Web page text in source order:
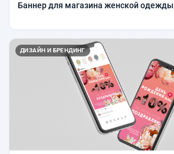
Баннер для магазина женской одежды
ДИЗАЙН И БРЕНДИНГ